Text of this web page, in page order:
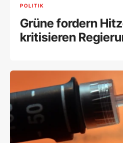
POLITIK
Grüne fordern
kritisieren